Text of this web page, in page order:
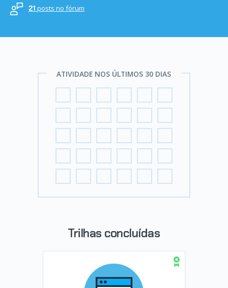
21 posts no fórum
ATIVIDADE NOS ÚLTIMOS 30 DIAS
Trilhas concluídas